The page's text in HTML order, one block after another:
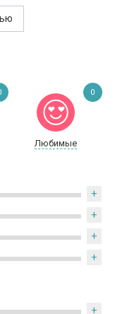
нотки экзотических
цветочного
хватает загадочной
скрытой под
диадемой и
Любимые
0
+
+
+
+
+